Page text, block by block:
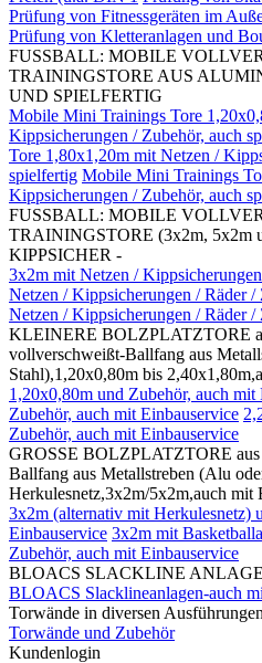
Prüfung von Fitnessgeräten im
Prüfung von Kletteranlagen und
FUSSBALL: MOBILE
TRAININGSTORE AUS
UND SPIELFERTIG
Mobile Mini Trainings Tore
Kippsicherungen / Zubehör, auch
Tore 1,80x1,20m mit Netzen /
spielfertig Mobile Mini Trainings
Kippsicherungen / Zubehör, auch
FUSSBALL: MOBILE
TRAININGSTORE (3x2m, 5x2m
KIPPSICHER -
3x2m mit Netzen /
Netzen / Kippsicherungen / Räder /
Netzen / Kippsicherungen / Räder /
KLEINERE BOLZPLATZTORE
vollverschweißt-Ballfang aus
Stahl),1,20x0,80m bis
1,20x0,80m und Zubehör, auch mit
Zubehör, auch mit Einbauservice
Zubehör, auch mit Einbauservice
GROSSE BOLZPLATZTORE
Ballfang aus Metallstreben (Alu
Herkulesnetz,3x2m/5x2m,auch mit
3x2m (alternativ mit Herkulesnetz)
Einbauservice 3x2m mit
Zubehör, auch mit Einbauservice
BLOACS SLACKLINE
BLOACS Slacklineanlagen-auch
Torwände in diversen
Torwände und Zubehör
Kundenlogin